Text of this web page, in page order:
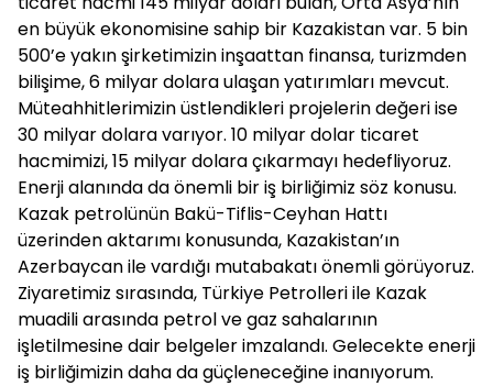
en büyük ekonomisine sahip bir Kazakistan var. 5 bin
500’e yakın şirketimizin inşaattan finansa, turizmden
bilişime, 6 milyar dolara ulaşan yatırımları mevcut.
Müteahhitlerimizin üstlendikleri projelerin değeri ise
30 milyar dolara varıyor. 10 milyar dolar ticaret
hacmimizi, 15 milyar dolara çıkarmayı hedefliyoruz.
Enerji alanında da önemli bir iş birliğimiz söz konusu.
Kazak petrolünün Bakü-Tiflis-Ceyhan Hattı
üzerinden aktarımı konusunda, Kazakistan’ın
Azerbaycan ile vardığı mutabakatı önemli görüyoruz.
Ziyaretimiz sırasında, Türkiye Petrolleri ile Kazak
muadili arasında petrol ve gaz sahalarının
işletilmesine dair belgeler imzalandı. Gelecekte enerji
iş birliğimizin daha da güçleneceğine inanıyorum.